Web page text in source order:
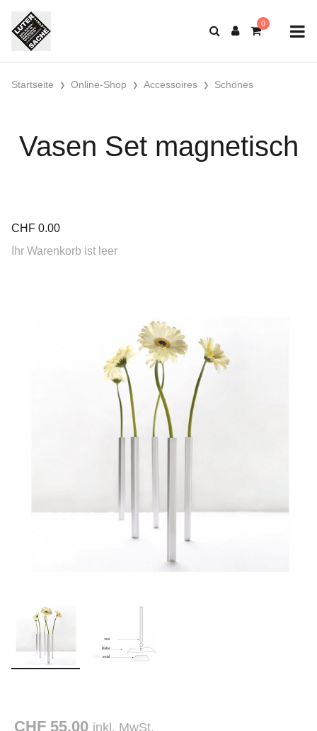
Startseite Online-Shop Accessoires Schönes
Vasen Set magnetisch
CHF 0.00
Ihr Warenkorb ist leer
CHF 55.00 inkl. MwSt.